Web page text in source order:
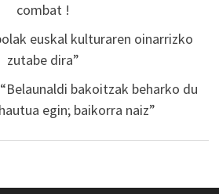
combat !
euskal kulturaren oinarrizko
zutabe dira”
bakoitzak beharko du
egin; baikorra naiz”